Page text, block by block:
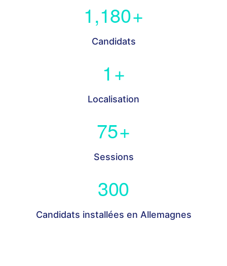
1,180+
Candidats
1 +
Localisation
75+
Sessions
300
Candidats installées en Allemagnes